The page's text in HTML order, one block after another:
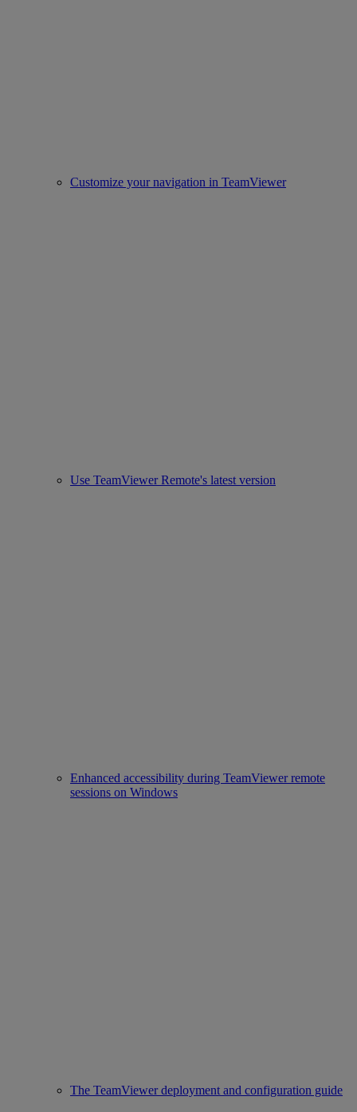
Customize your navigation in TeamViewer
Use TeamViewer Remote's latest version
Enhanced accessibility during TeamViewer remote
sessions on Windows
The TeamViewer deployment and configuration guide